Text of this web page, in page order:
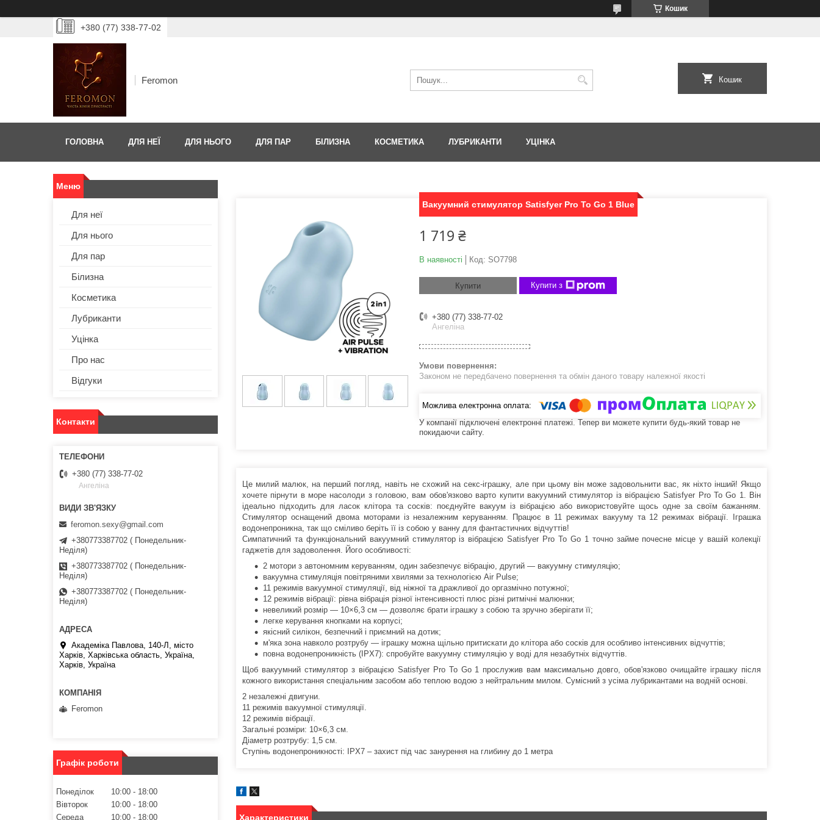
Кошик
+380 (77) 338-77-02
Feromon Кошик
ГОЛОВНА ДЛЯ НЕЇ ДЛЯ НЬОГО ДЛЯ ПАР БІЛИЗНА КОСМЕТИКА ЛУБРИКАНТИ УЦІНКА
Вакуумний стимулятор Satisfyer Pro To Go 1 Blue
1 719 ₴
В наявності Код: SO7798
Купити Купити з
+380 (77) 338-77-02
Ангеліна
Законом не передбачено повернення та обмін даного товару належної якості
У компанії підключені електронні платежі. Тепер ви можете купити будь-який товар не
покидаючи сайту.
Це милий малюк, на перший погляд, навіть не схожий на секс-іграшку, але при цьому він може задовольнити вас, як ніхто інший! Якщо
хочете пірнути в море насолоди з головою, вам обов'язково варто купити вакуумний стимулятор із вібрацією Satisfyer Pro To Go 1. Він
ідеально підходить для ласок клітора та сосків: поєднуйте вакуум із вібрацією або використовуйте щось одне за своїм бажанням.
Стимулятор оснащений двома моторами із незалежним керуванням. Працює в 11 режимах вакууму та 12 режимах вібрації. Іграшка
водонепроникна, так що сміливо беріть її із собою у ванну для фантастичних відчуттів!
Симпатичний та функціональний вакуумний стимулятор із вібрацією Satisfyer Pro To Go 1 точно займе почесне місце у вашій колекції
гаджетів для задоволення. Його особливості:
2 мотори з автономним керуванням, один забезпечує вібрацію, другий — вакуумну стимуляцію;
вакуумна стимуляція повітряними хвилями за технологією Air Pulse;
11 режимів вакуумної стимуляції, від ніжної та дражливої ​​до оргазмічно потужної;
12 режимів вібрації: рівна вібрація різної інтенсивності плюс різні ритмічні малюнки;
невеликий розмір — 10×6,3 см — дозволяє брати іграшку з собою та зручно зберігати її;
легке керування кнопками на корпусі;
якісний силікон, безпечний і приємний на дотик;
м'яка зона навколо розтрубу — іграшку можна щільно притискати до клітора або сосків для особливо інтенсивних відчуттів;
повна водонепроникність (IPX7): спробуйте вакуумну стимуляцію у воді для незабутніх відчуттів.
Щоб вакуумний стимулятор з вібрацією Satisfyer Pro To Go 1 прослужив вам максимально довго, обов'язково очищайте іграшку після
кожного використання спеціальним засобом або теплою водою з нейтральним милом. Сумісний з усіма лубрикантами на водній основі.
2 незалежні двигуни.
11 режимів вакуумної стимуляції.
12 режимів вібрації.
Загальні розміри: 10×6,3 см.
Діаметр розтрубу: 1,5 см.
Ступінь водонепроникності: IPX7 – захист під час занурення на глибину до 1 метра
Характеристики
Для неї
Для нього
Для пар
Білизна
Косметика
Лубриканти
Уцінка
Про нас
Відгуки
Контакти
+380 (77) 338-77-02
Ангеліна
feromon.sexy@gmail.com
+380773387702 ( Понедельник-
Неділя)
+380773387702 ( Понедельник-
Неділя)
+380773387702 ( Понедельник-
Неділя)
Академіка Павлова, 140-Л, місто
Харків, Харківська область, Україна,
Харків, Україна
Feromon
Графік роботи
Понеділок 10:00
18:00
Вівторок
10:00
18:00
Середа
10:00
18:00